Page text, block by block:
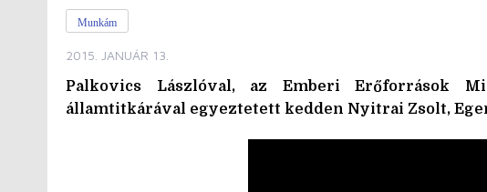
Munkám
2015. JANUÁR 13.
Palkovics Lászlóval, az Emberi Erőforrások
államtitkárával egyeztetett kedden Nyitrai Zsolt,